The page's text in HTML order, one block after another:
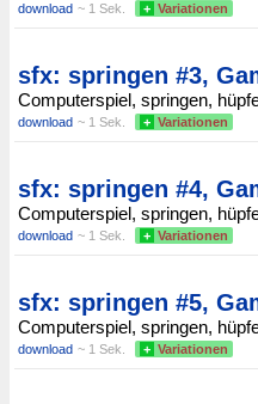
download ~ 1 Sek. + Variationen
sfx: springen #3,
Computerspiel, springen,
download ~ 1 Sek. + Variationen
sfx: springen #4,
Computerspiel, springen,
download ~ 1 Sek. + Variationen
sfx: springen #5,
Computerspiel, springen,
download ~ 1 Sek. + Variationen